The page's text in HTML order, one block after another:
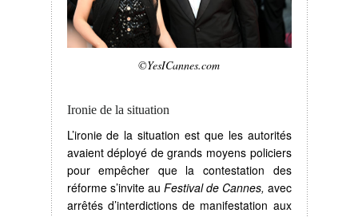
©YesICannes.com
Ironie de la situation
L’ironie de la situation est que les autorités
avaient déployé de grands moyens policiers
pour empêcher que la contestation des
réforme s’invite au Festival de Cannes, avec
arrêtés d’interdictions de manifestation aux